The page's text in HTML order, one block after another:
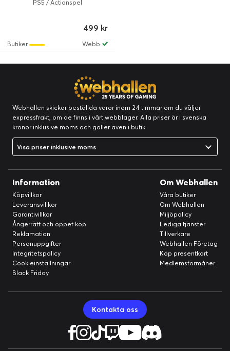
PS5 / Actionspel
499 kr
Webb
Butiker
Webhallen skickar beställda varor inom 24 timmar om du väljer
expressfrakt, om de finns i vårt webblager. Alla priser är i svenska
kronor inklusive moms och gäller även i butik.
Visa priser inklusive moms
Information
Köpvillkor
Leveransvillkor
Garantivillkor
Ångerrätt och öppet köp
Reklamation
Personuppgifter
Integritetspolicy
Cookieinställningar
Black Friday
Om Webhallen
Våra butiker
Om Webhallen
Miljöpolicy
Lediga tjänster
Tillverkare
Webhallen Företag
Köp presentkort
Medlemsförmåner
Kontakta oss